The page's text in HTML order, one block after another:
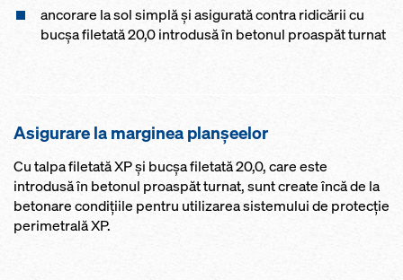
ancorare la sol simplă şi asigurată contra ridicării cu
bucşa filetată 20,0 introdusă în betonul proaspăt turnat
Asigurare la marginea planșeelor
Cu talpa filetată XP şi bucşa filetată 20,0, care este
introdusă în betonul proaspăt turnat, sunt create încă de la
betonare condiţiile pentru utilizarea sistemului de protecţie
perimetrală XP.